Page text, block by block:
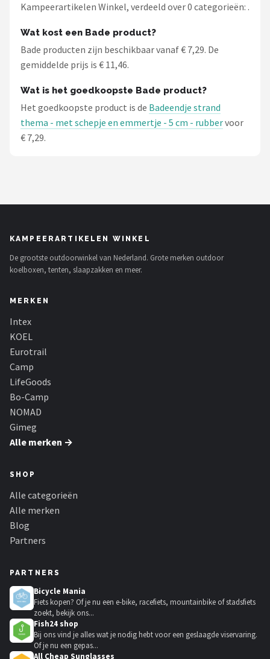
Kampeerartikelen Winkel, verdeeld over 0 categorieën: .
Wat kost een Bade product?
Bade producten zijn beschikbaar vanaf € 7,29. De
gemiddelde prijs is € 11,46.
Wat is het goedkoopste Bade product?
Het goedkoopste product is de Badeendje strand
thema - met schepje en emmertje - 5 cm - rubbervoor
€ 7,29.
KAMPEERARTIKELEN WINKEL
De grootste outdoorwinkel van Nederland. Grote merken outdoor
koelboxen, tenten, slaapzakken en meer.
MERKEN
Intex
KOEL
Eurotrail
Camp
LifeGoods
Bo-Camp
NOMAD
Gimeg
Alle merken →
SHOP
Alle categorieën
Alle merken
Blog
Partners
PARTNERS
Bicycle Mania
Fiets kopen? Of je nu een e-bike, racefiets, mountainbike of stadsfiets
zoekt, bekijk ons...
Fish24 shop
Bij ons vind je alles wat je nodig hebt voor een geslaagde viservaring.
Of je nu een gepas...
All Cheap Sunglasses